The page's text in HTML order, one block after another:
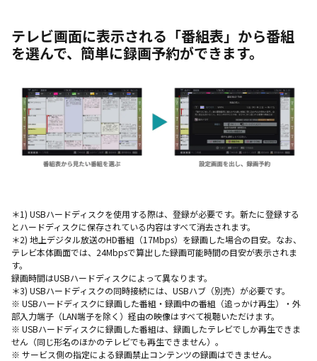
テレビ画面に表示される「番組表」から番組
を選んで、簡単に録画予約ができます。
＊1) USBハードディスクを使用する際は、登録が必要です。新たに登録する
とハードディスクに保存されている内容はすべて消去されます。
＊2) 地上デジタル放送のHD番組（17Mbps）を録画した場合の目安。なお、
テレビ本体画面では、24Mbpsで算出した録画可能時間の目安が表示されま
す。
録画時間はUSBハードディスクによって異なります。
＊3) USBハードディスクの同時接続には、USBハブ（別売）が必要です。
※ USBハードディスクに録画した番組・録画中の番組（追っかけ再生）・外
部入力端子（LAN端子を除く）経由の映像はすべて視聴いただけます。
※ USBハードディスクに録画した番組は、録画したテレビでしか再生できま
せん（同じ形名のほかのテレビでも再生できません）。
※ サービス側の指定による録画禁止コンテンツの録画はできません。